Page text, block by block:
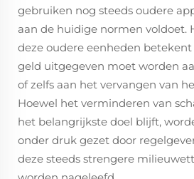
gebruiken nog steeds oudere
aan de huidige normen voldoet.
deze oudere eenheden betekent
geld uitgegeven moet worden
of zelfs aan het vervangen van
Hoewel het verminderen van
het belangrijkste doel blijft,
onder druk gezet door
deze steeds strengere